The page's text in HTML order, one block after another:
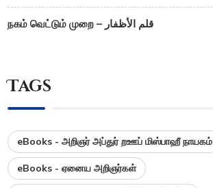
நகம் வெட்டும் முறை – قلم الأظفار
Tags
eBooks - அறிஞர் அப்துர் றஊப் மிஸ்பாஹீ நாயகம்
eBooks - ஏனைய அறிஞர்கள்